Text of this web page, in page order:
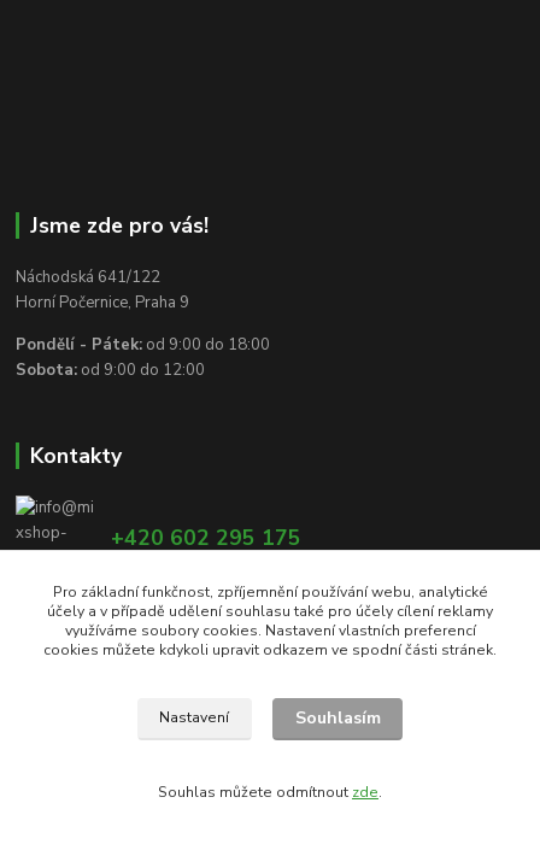
Jsme zde pro vás!
Náchodská 641/122
Horní Počernice, Praha 9
Pondělí - Pátek: od 9:00 do 18:00
Sobota: od 9:00 do 12:00
Kontakty
+420 602 295 175
info@mixshop-wertheim.cz
Copyright © 2017 - 2021 | Wertheim Mixshop, s.r.o. | Všechna práva vyhrazena
Pro základní funkčnost, zpříjemnění používání webu, analytické
účely a v případě udělení souhlasu také pro účely cílení reklamy
využíváme soubory cookies. Nastavení vlastních preferencí
cookies můžete kdykoli upravit odkazem ve spodní části stránek.
Nastavení Souhlasím
Souhlas můžete odmítnout zde.